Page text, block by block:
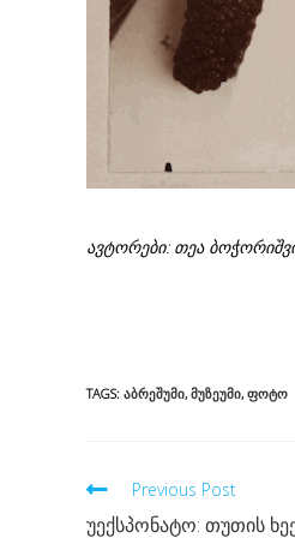
ავტორები: თეა
TAGS: ᲐᲑᲠᲔᲨᲣᲛᲘ, ᲛᲣᲖᲔᲣᲛᲘ, ᲤᲝᲢᲝ
Read
more
Previous Post
უექსპონატო: თუთის